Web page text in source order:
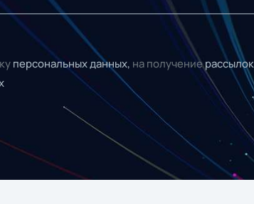
персональных данных, на получениерассылок